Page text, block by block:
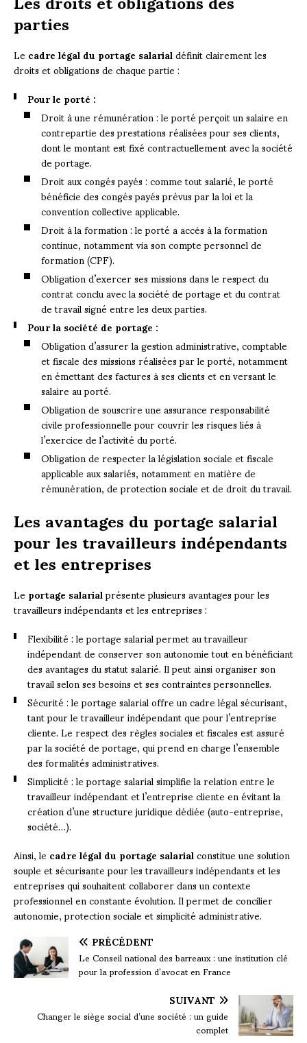
parties
Lecadre légal du portage salarialdéfinit clairement les
droits et obligations de chaque partie :
Pour le porté :
Droit à une rémunération : le porté perçoit un salaire en
contrepartie des prestations réalisées pour ses clients,
dont le montant est fixé contractuellement avec la société
de portage.
Droit aux congés payés : comme tout salarié, le porté
bénéficie des congés payés prévus par la loi et la
convention collective applicable.
Droit à la formation : le porté a accès à la formation
continue, notamment via son compte personnel de
formation (CPF).
Obligation d’exercer ses missions dans le respect du
contrat conclu avec la société de portage et du contrat
de travail signé entre les deux parties.
Pour la société de portage :
Obligation d’assurer la gestion administrative, comptable
et fiscale des missions réalisées par le porté, notamment
en émettant des factures à ses clients et en versant le
salaire au porté.
Obligation de souscrire une assurance responsabilité
civile professionnelle pour couvrir les risques liés à
l’exercice de l’activité du porté.
Obligation de respecter la législation sociale et fiscale
applicable aux salariés, notamment en matière de
rémunération, de protection sociale et de droit du travail.
Les avantages du portage salarial
pour les travailleurs indépendants
et les entreprises
Leportage salarialprésente plusieurs avantages pour les
travailleurs indépendants et les entreprises :
Flexibilité : le portage salarial permet au travailleur
indépendant de conserver son autonomie tout en bénéficiant
des avantages du statut salarié. Il peut ainsi organiser son
travail selon ses besoins et ses contraintes personnelles.
Sécurité : le portage salarial offre un cadre légal sécurisant,
tant pour le travailleur indépendant que pour l’entreprise
cliente. Le respect des règles sociales et fiscales est assuré
par la société de portage, qui prend en charge l’ensemble
des formalités administratives.
Simplicité : le portage salarial simplifie la relation entre le
travailleur indépendant et l’entreprise cliente en évitant la
création d’une structure juridique dédiée (auto-entreprise,
société…).
Ainsi, lecadre légal du portage salarialconstitue une solution
souple et sécurisante pour les travailleurs indépendants et les
entreprises qui souhaitent collaborer dans un contexte
professionnel en constante évolution. Il permet de concilier
autonomie, protection sociale et simplicité administrative.
PRÉCÉDENT
Le Conseil national des barreaux : une institution clé
pour la profession d’avocat en France
SUIVANT
Changer le siège social d’une société : un guide
complet